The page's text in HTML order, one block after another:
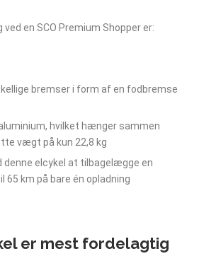
ved en SCO Premium Shopper er:
bremser i form af en fodbremse
hvilket hænger sammen
vægt på kun 22,8 kg
denne elcykel at tilbagelægge en
65 km på bare én opladning
er mest fordelagtig